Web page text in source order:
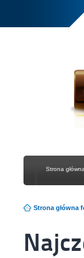
Strona
Strona główna